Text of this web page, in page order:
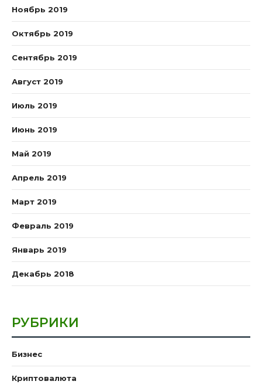
Ноябрь 2019
Октябрь 2019
Сентябрь 2019
Август 2019
Июль 2019
Июнь 2019
Май 2019
Апрель 2019
Март 2019
Февраль 2019
Январь 2019
Декабрь 2018
РУБРИКИ
Бизнес
Криптовалюта